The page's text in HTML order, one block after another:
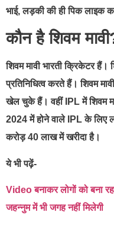
भाई, लड़की की ही पिक लाइक
कौन है शिवम
शिवम मावी भारती क्रिकेटर
प्रतिनिधित्व करते हैं। शिवम
खेल चुके हैं। वहीं IPL में शिवम
2024 में होने वाले IPL के लिए
करोड़ 40 लाख में खरीदा है।
ये भी पढ़ें-
Video बनाकर लोगों को बना
जहन्नुम में भी जगह नहीं मिलेगी